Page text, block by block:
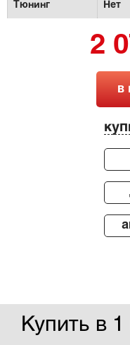
Тюнинг Нет
2
в
Купить в 1